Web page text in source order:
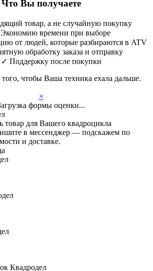
Что Вы получаете
товар, а не случайную покупку
Экономию времени при выборе
от людей, которые разбираются в ATV
обработку заказа и отправку
✓ Поддержку после покупки
чтобы Ваша техника ехала дальше.
×
формы оценки...
для Вашего квадроцикла
в мессенджер — подскажем по
и доставке.